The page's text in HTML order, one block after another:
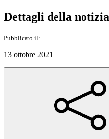
Dettagli della notizia
Pubblicato il:
13 ottobre 2021